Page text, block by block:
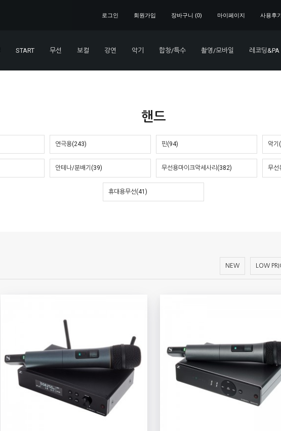
로그인 회원가입 장바구니 (0) 마이페이지 사용후
START 무선 보컬 강연 악기 합창/특수 촬영/모바일 레코딩&PA
핸드
연극용(243) 핀(94) 악기
안테나/분배기(39) 무선용마이크악세사리(382) 무선
휴대용무선(41)
NEW LOW